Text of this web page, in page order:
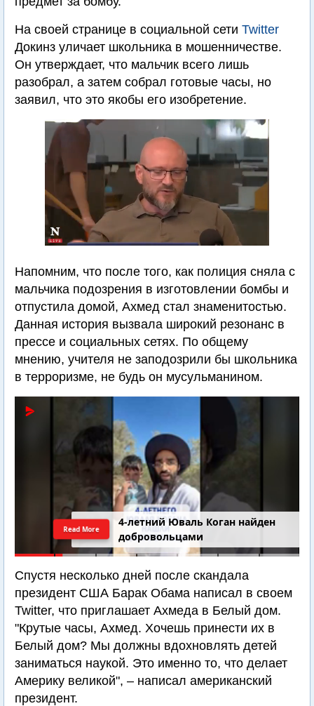
На своей странице в социальной сети Twitter
Докинз уличает школьника в мошенничестве.
Он утверждает, что мальчик всего лишь
разобрал, а затем собрал готовые часы, но
заявил, что это якобы его изобретение.
Напомним, что после того, как полиция сняла с
мальчика подозрения в изготовлении бомбы и
отпустила домой, Ахмед стал знаменитостью.
Данная история вызвала широкий резонанс в
прессе и социальных сетях. По общему
мнению, учителя не заподозрили бы школьника
в терроризме, не будь он мусульманином.
4-летний Юваль Коган найден
добровольцами
Read More
Спустя несколько дней после скандала
президент США Барак Обама написал в своем
Twitter, что приглашает Ахмеда в Белый дом.
"Крутые часы, Ахмед. Хочешь принести их в
Белый дом? Мы должны вдохновлять детей
заниматься наукой. Это именно то, что делает
Америку великой", – написал американский
президент.